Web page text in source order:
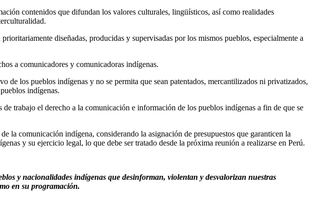
contenidos que difundan los valores culturales, lingüísticos, así como realidades
diseñadas, producidas y supervisadas por los mismos pueblos, especialmente a
a comunicadores y comunicadoras indígenas.
de los pueblos indígenas y no se permita que sean patentados, mercantilizados ni privatizados,
indígenas.
trabajo el derecho a la comunicación e información de los pueblos indígenas a fin de que se
la comunicación indígena, considerando la asignación de presupuestos que garanticen la
y su ejercicio legal, lo que debe ser tratado desde la próxima reunión a realizarse en Perú.
y nacionalidades indígenas que desinforman, violentan y desvalorizan nuestras
en su programación.